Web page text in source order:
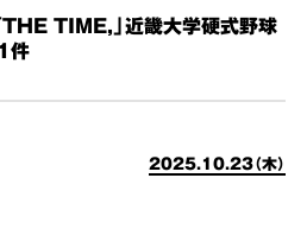
TIME,」近畿大学硬式野球
件
2025.10.23（木）